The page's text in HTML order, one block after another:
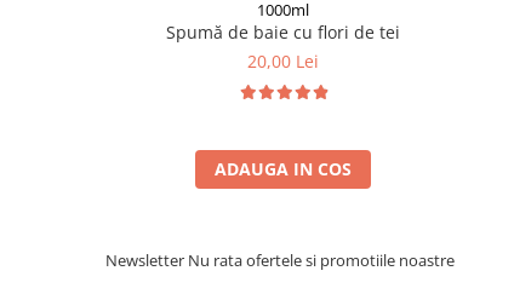
1000ml
Spumă de baie cu flori de tei
20,00 Lei
ADAUGA IN COS
Newsletter Nu rata ofertele si promotiile noastre